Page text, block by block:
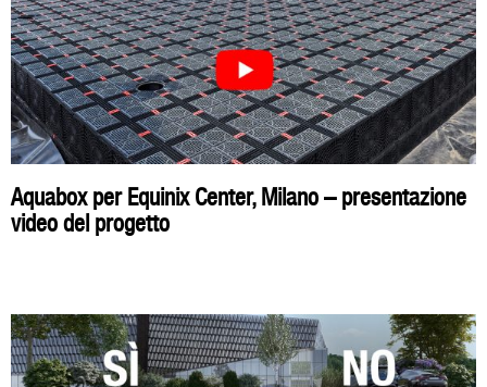
Aquabox per Equinix Center, Milano – presentazione
video del progetto